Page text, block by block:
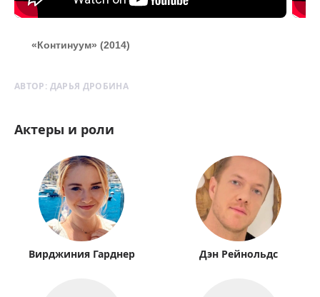
«Континуум» (2014)
АВТОР: ДАРЬЯ ДРОБИНА
Актеры и роли
Вирджиния Гарднер Дэн Рейнольдс